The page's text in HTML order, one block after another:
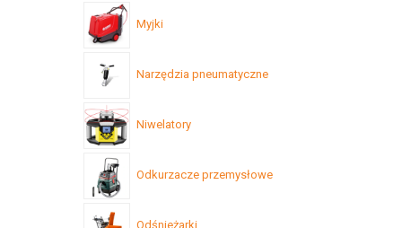
Myjki
Narzędzia pneumatyczne
Niwelatory
Odkurzacze przemysłowe
Odśnieżarki